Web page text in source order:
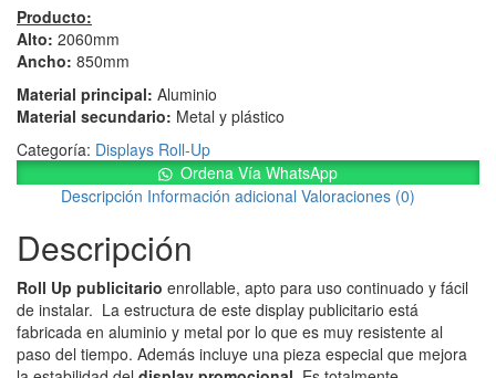
Producto:
Alto: 2060mm
Ancho: 850mm
Material principal: Aluminio
Material secundario: Metal y plástico
Categoría: Displays Roll-Up
Ordena Vía WhatsApp
Descripción Información adicional Valoraciones (0)
Descripción
Roll Up publicitario enrollable, apto para uso continuado y fácil
de instalar. La estructura de este display publicitario está
fabricada en aluminio y metal por lo que es muy resistente al
paso del tiempo. Además incluye una pieza especial que mejora